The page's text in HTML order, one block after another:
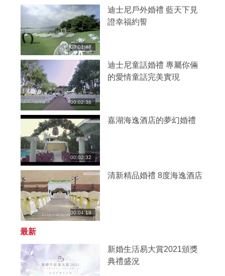
00:01:48
迪士尼戶外婚禮 藍天下見
證幸福約誓
00:02:36
迪士尼童話婚禮 專屬你倆
的愛情童話完美實現
00:02:32
嘉湖海逸酒店的夢幻婚禮
00:04:19
清新精品婚禮 8度海逸酒店
最新
新婚生活易大賞2021頒獎
典禮盛況